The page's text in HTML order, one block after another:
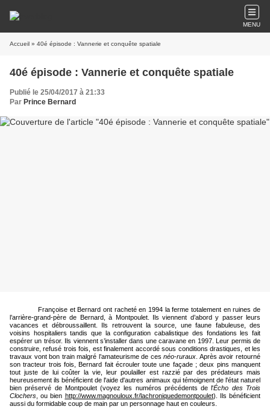
MENU
Accueil » 40é épisode : Vannerie et conquête spatiale
40é épisode : Vannerie et conquête spatiale
Publié le 25/04/2017 à 21:33
Par Prince Bernard
Françoise et Bernard ont racheté en 1994 la ferme totalement en ruines de
l’arrière-grand-père de Bernard, à Montpoulet. Ils viennent d’abord y passer leurs
vacances et débroussaillent. Ils retrouvent la source, une faune fabuleuse, des
voisins hospitaliers tandis que la configuration cabalistique des fondations les fait
espérer un trésor. Ils viennent s’installer dans une caravane en 1997. Leur permis de
construire, refusé trois fois, est finalement accordé sous conditions drastiques, et les
travaux vont bon train malgré l’amateurisme de cesnéo-ruraux . Après avoir retourné
son tracteur trois fois, Bernard fait écrouler toute une façade ; deux pins manquent
tout juste de lui coûter la vie, leur poulailler est razzié par des prédateurs mais
heureusement ils bénéficient de l'aide d'autres animaux qui témoignent de l'état naturel
bien préservé de Montpoulet (voyez les numéros précédents de l'Écho des Trois
Clochers , ou bien http://www.magnouloux.fr/lachroniquedemontpoulet). Ils bénéficient
aussi du formidable coup de main par un personnage haut en couleurs.